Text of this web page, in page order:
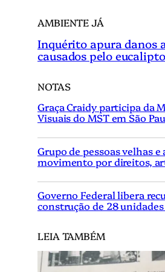
AMBIENTE JÁ
Inquérito apura danos
causados pelo
NOTAS
Graça Craidy participa da
Visuais do MST em São
Grupo de pessoas velhas
movimento por direitos,
Governo Federal libera
construção de 28 unidades
LEIA TAMBÉM